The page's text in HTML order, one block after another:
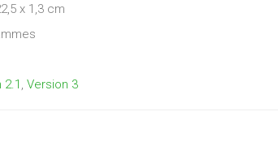
x 1,3 cm
2.1 Version 3